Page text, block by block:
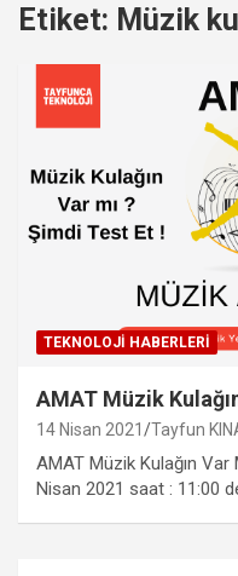
Etiket: Müzik
TEKNOLOJI HABERLERI
AMAT Müzik
14 Nisan 2021 Tayfun
AMAT Müzik Kulağın
Nisan 2021 saat : 11:00